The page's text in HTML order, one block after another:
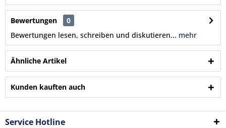
Bewertungen
0
Bewertungen lesen, schreiben und diskutieren... mehr
Ähnliche Artikel
Kunden kauften auch
Service Hotline